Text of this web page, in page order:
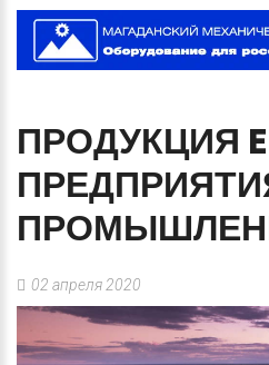
ПРОДУКЦИЯ
02 апреля 2020